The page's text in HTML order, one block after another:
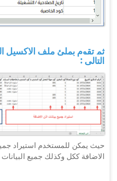
ثم تقوم بملئ ملف الاكسيل
التالى :
حيث يمكن للمستخدم استيراد
الاضافة ككل وكذلك جميع